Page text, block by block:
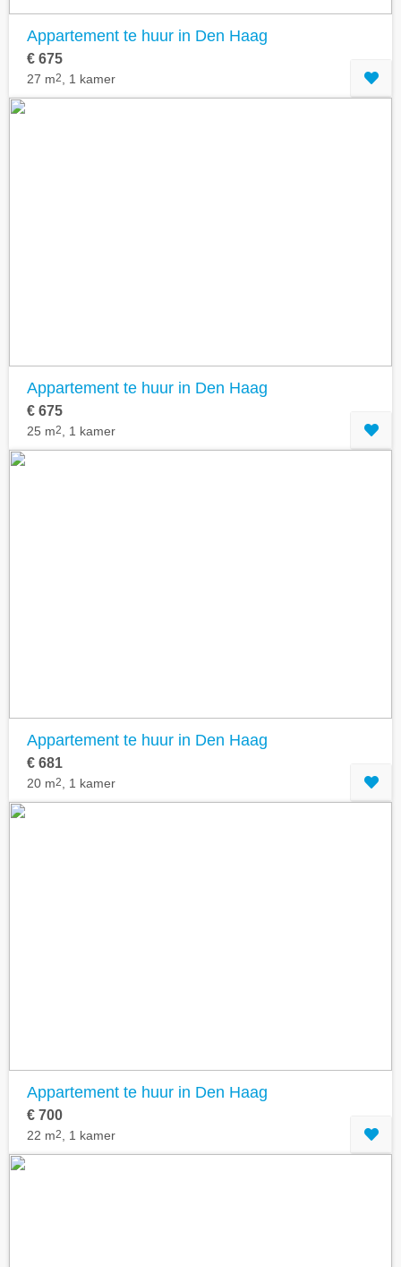
Appartement te huur in Den Haag
€ 675
27 m2 , 1 kamer
Appartement te huur in Den Haag
€ 675
25 m2 , 1 kamer
Appartement te huur in Den Haag
€ 681
20 m2 , 1 kamer
Appartement te huur in Den Haag
€ 700
22 m2 , 1 kamer